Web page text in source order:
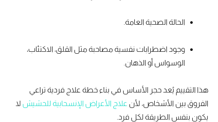
الحالة الصحية العامة.
وجود اضطرابات نفسية مصاحبة مثل القلق، الاكتئاب،
الوسواس أو الذهان.
هذا التقييم يُعد حجر الأساس في بناء خطة علاج فردية تراعي
الفروق بين الأشخاص، لأنعلاج الأعراض الإنسحابية للحشيش لا
يكون بنفس الطريقة لكل فرد.